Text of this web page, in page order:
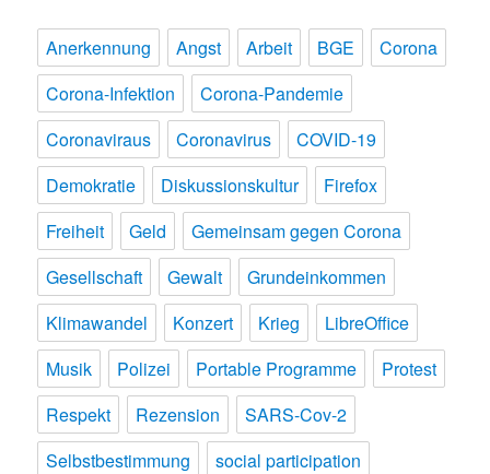
Anerkennung Angst Arbeit BGE
Corona
Corona-Infektion
Corona-Pandemie
Coronaviraus
Coronavirus
COVID-19
Demokratie
Diskussionskultur
Firefox
Freiheit
Geld
Gemeinsam gegen Corona
Gesellschaft
Gewalt
Grundeinkommen
Klimawandel
Konzert Krieg
LibreOffice
Musik
Polizei Portable Programme
Protest
Respekt
Rezension
SARS-Cov-2
Selbstbestimmung
social participation